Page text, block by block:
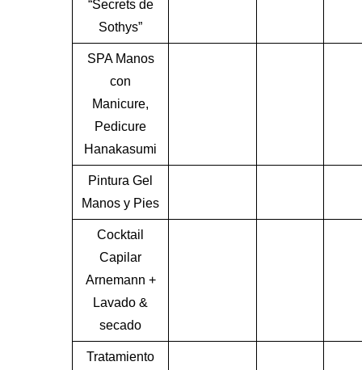
“Secrets de
Sothys”
SPA Manos
con
Manicure,
Pedicure
Hanakasumi
Pintura Gel
Manos y Pies
Cocktail
Capilar
Arnemann +
Lavado &
secado
Tratamiento